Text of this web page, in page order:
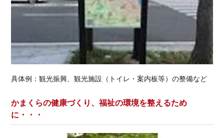
具体例：観光振興、観光施設（トイレ・案内板等）の整備など
かまくらの健康づくり、福祉の環境を整えるため
に・・・